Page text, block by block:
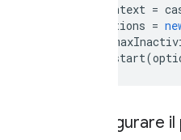
context =
options =
start(
Configurare